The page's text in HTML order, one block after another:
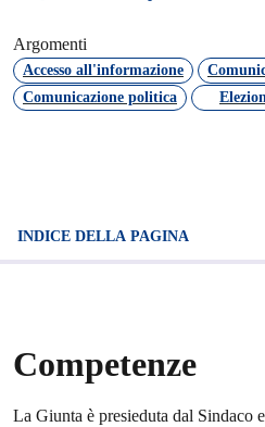
Argomenti
Accesso all'informazione
Comunicazione politica
INDICE DELLA PAGINA
Competenze
La Giunta è presieduta dal Sindaco